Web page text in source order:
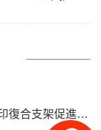
高活性肽-金屬離子-骨水泥三重整合3D打印復合支架促進糖尿病骨缺損的骨血管再生修復